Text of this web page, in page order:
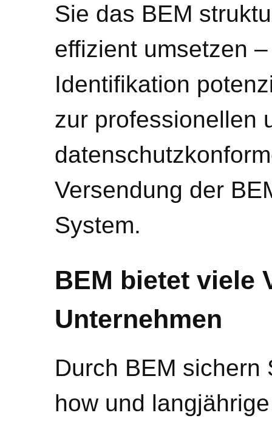
Sie das BEM
effizient umsetzen
Identifikation
zur professionellen
Versendung der
System.
BEM bietet viele
Unternehmen
Durch BEM sichern
how und